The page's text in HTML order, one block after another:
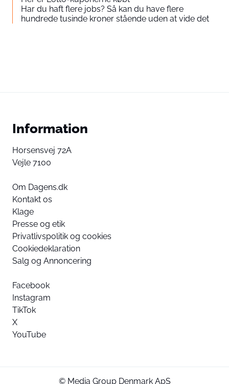
Har du haft flere jobs? Så kan du have flere
hundrede tusinde kroner stående uden at vide det
Information
Horsensvej 72A
Vejle 7100
Om Dagens.dk
Kontakt os
Klage
Presse og etik
Privatlivspolitik og cookies
Cookiedeklaration
Salg og Annoncering
Facebook
Instagram
TikTok
X
YouTube
© Media Group Denmark ApS